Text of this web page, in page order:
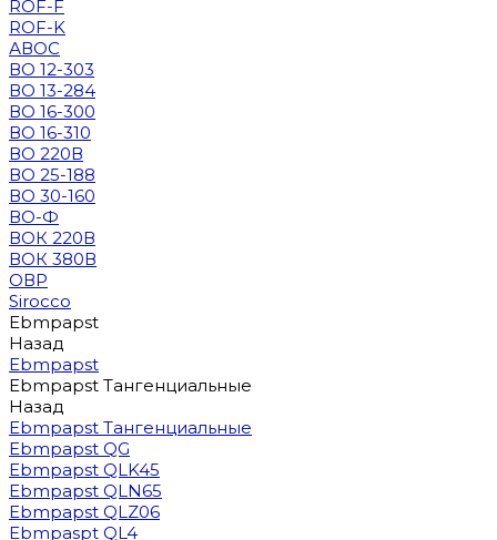
ROF-F
ROF-K
АВОС
ВО 12-303
ВО 13-284
ВО 16-300
ВО 16-310
ВО 220В
ВО 25-188
ВО 30-160
ВО-Ф
ВОК 220В
ВОК 380В
ОВР
Sirocco
Ebmpapst
Назад
Ebmpapst
Ebmpapst Тангенциальные
Назад
Ebmpapst Тангенциальные
Ebmpapst QG
Ebmpapst QLK45
Ebmpapst QLN65
Ebmpapst QLZ06
Ebmpaspt QL4